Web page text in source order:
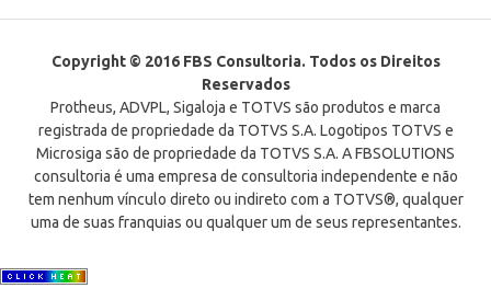
Copyright © 2016 FBS Consultoria. Todos os Direitos
Reservados
Protheus, ADVPL, Sigaloja e TOTVS são produtos e marca
registrada de propriedade da TOTVS S.A. Logotipos TOTVS e
Microsiga são de propriedade da TOTVS S.A. A FBSOLUTIONS
consultoria é uma empresa de consultoria independente e não
tem nenhum vínculo direto ou indireto com a TOTVS®, qualquer
uma de suas franquias ou qualquer um de seus representantes.